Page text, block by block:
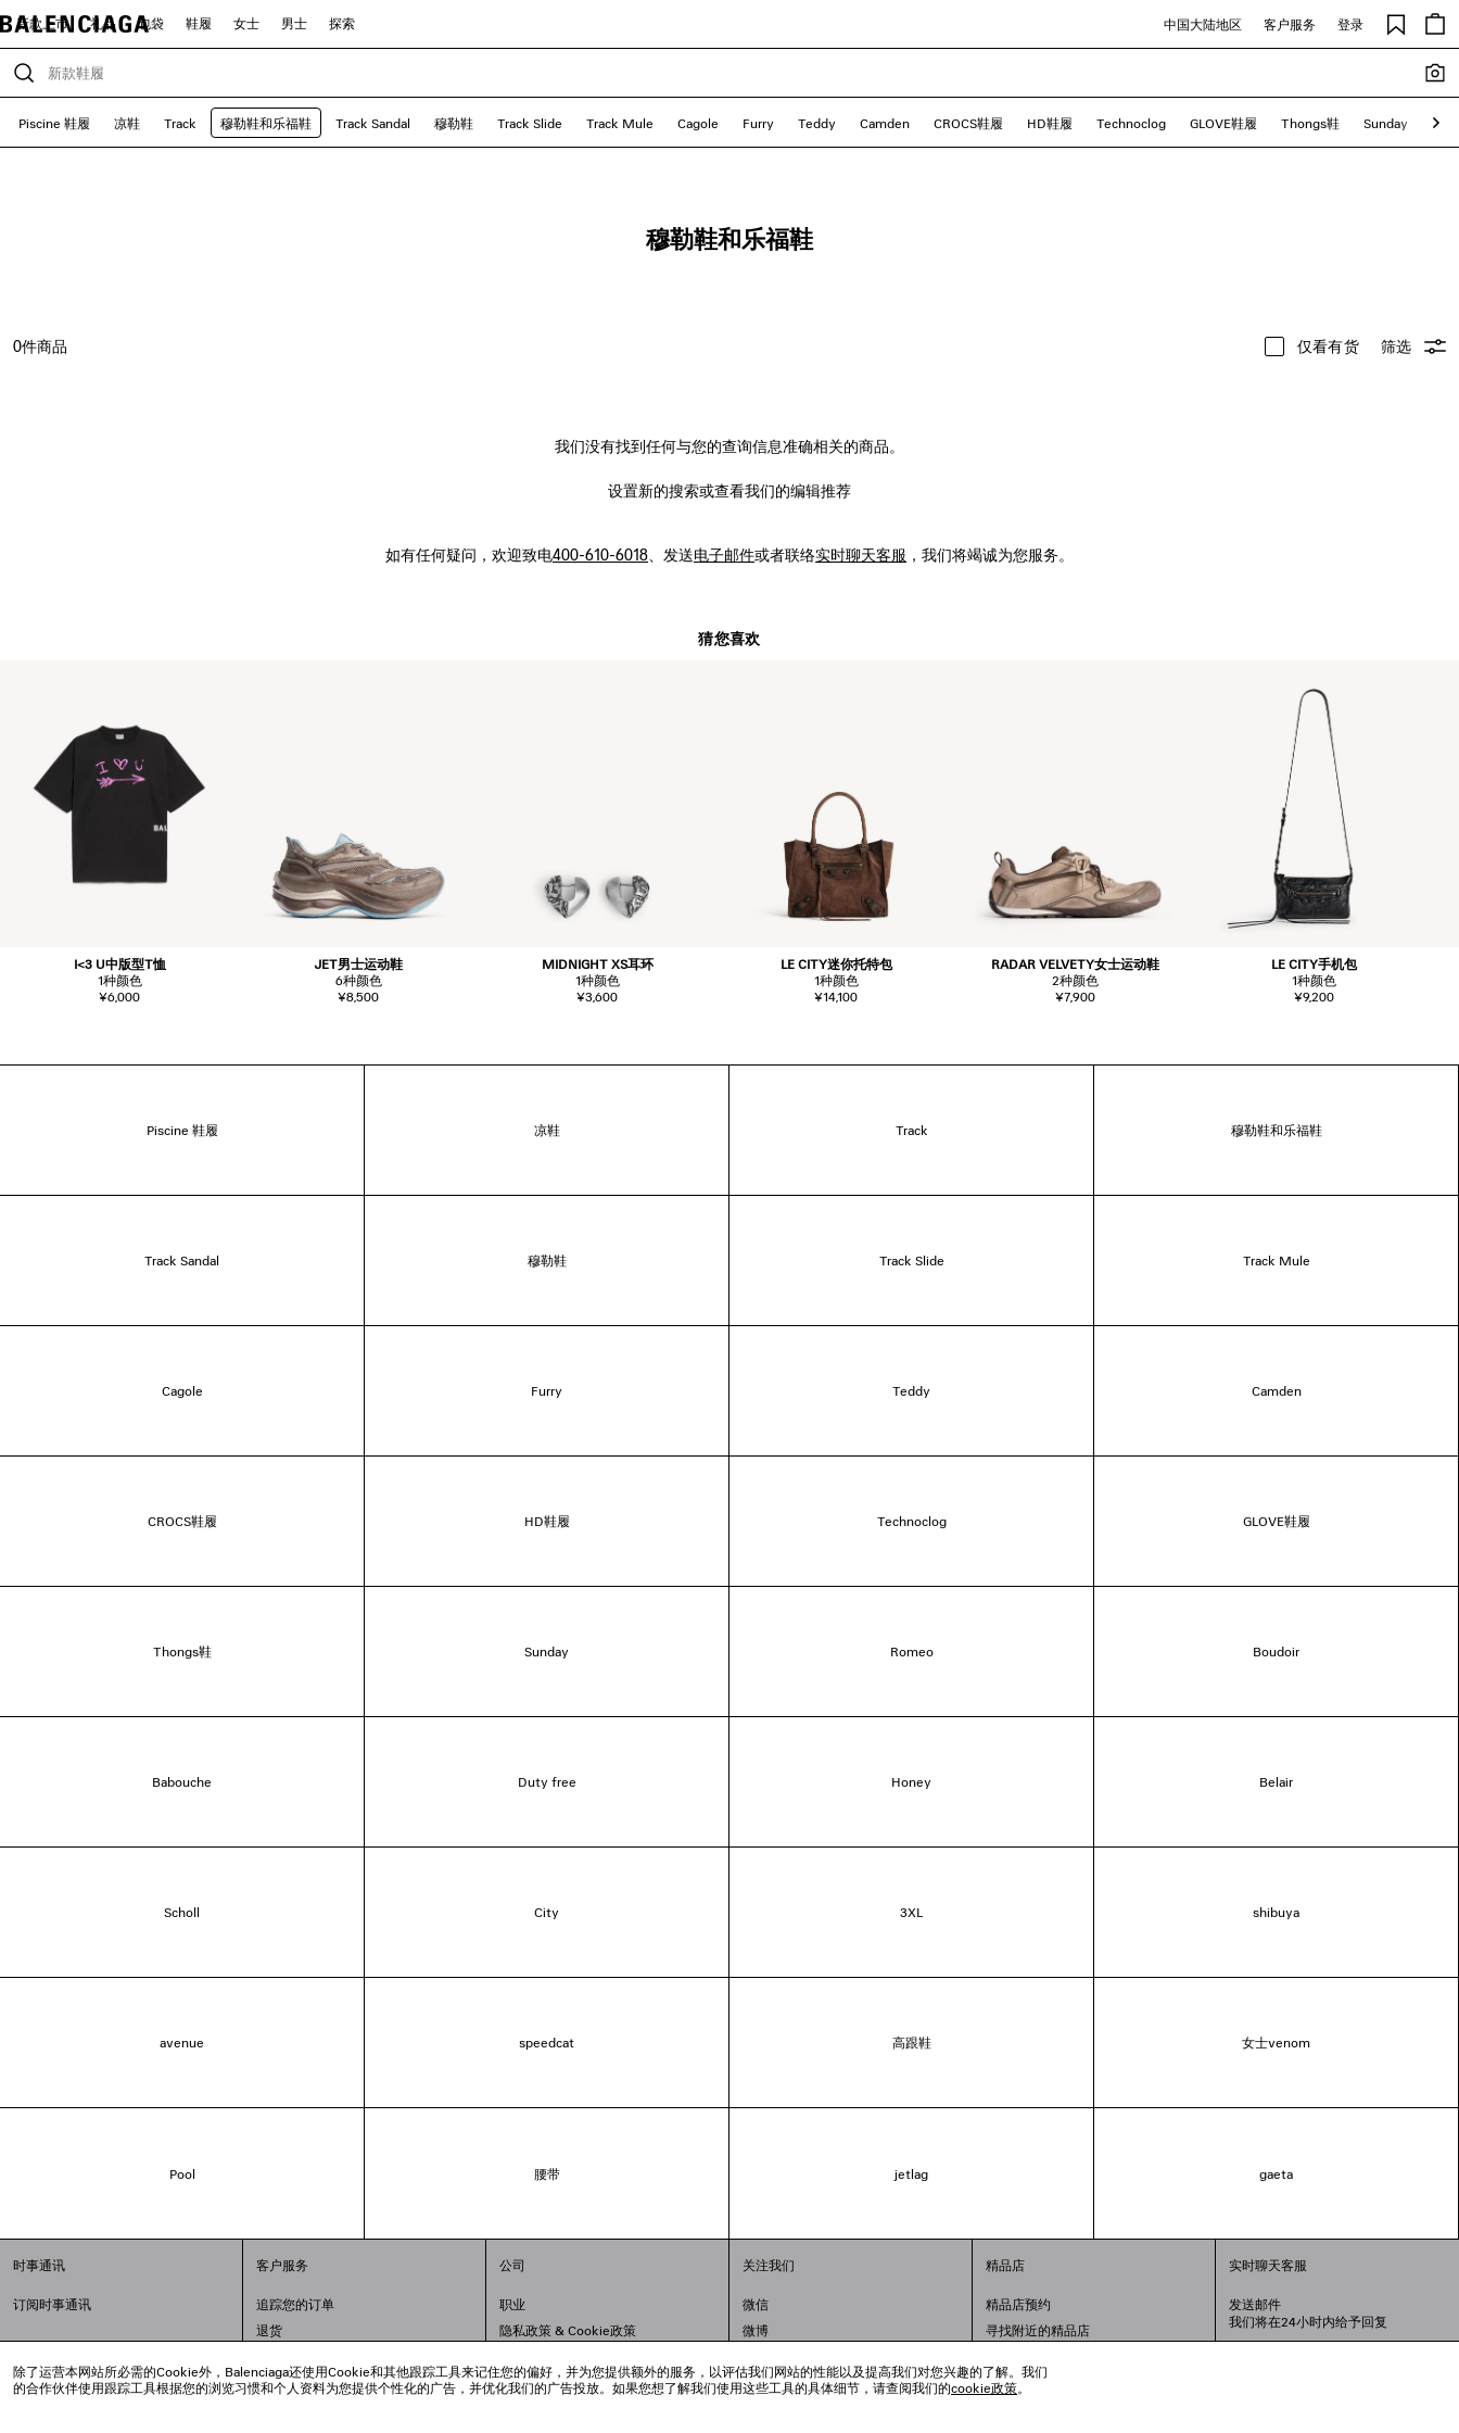
除了运营本网站所必需的Cookie外，Balenciaga还使用Cookie和其他跟踪工具来记住您的偏好，并为您提供额外的服务，以评估我们网站的性能以及提高我们对您兴趣的了解。我们
的合作伙伴使用跟踪工具根据您的浏览习惯和个人资料为您提供个性化的广告，并优化我们的广告投放。如果您想了解我们使用这些工具的具体细节，请查阅我们的cookie政策。
新款上市 礼品 包袋 鞋履 女士 男士 探索 中国大陆地区 客户服务 登录
Piscine 鞋履 凉鞋 Track 穆勒鞋和乐福鞋 Track Sandal 穆勒鞋 Track Slide Track Mule Cagole Furry Teddy Camden CROCS鞋履 HD鞋履 Technoclog GLOVE鞋履 Thongs鞋 Sunday
穆勒鞋和乐福鞋
0件商品 仅看有货 筛选
我们没有找到任何与您的查询信息准确相关的商品。
设置新的搜索或查看我们的编辑推荐
如有任何疑问， 欢迎致电400-610-6018 、发送电子邮件或者联络实时聊天客服 ，我们将竭诚为您服务。
猜您喜欢
I<3 U中版型T恤
1种颜色
¥6,000
JET男士运动鞋
6种颜色
¥8,500
MIDNIGHT XS耳环
1种颜色
¥3,600
LE CITY迷你托特包
1种颜色
¥14,100
RADAR VELVETY女士运动鞋
2种颜色
¥7,900
LE CITY手机包
1种颜色
¥9,200
Piscine 鞋履 凉鞋 Track 穆勒鞋和乐福鞋
Track Sandal 穆勒鞋 Track Slide Track Mule
Cagole Furry Teddy Camden
CROCS鞋履 HD鞋履 Technoclog GLOVE鞋履
Thongs鞋 Sunday Romeo Boudoir
Babouche Duty free Honey Belair
Scholl City 3XL shibuya
avenue speedcat 高跟鞋 女士venom
Pool 腰带 jetlag gaeta
时事通讯
订阅时事通讯
客户服务
追踪您的订单
退货
支付
公司
职业
隐私政策 & Cookie政策
联合国世界粮食计划署
关注我们
微信
微博
抖音
精品店
精品店预约
寻找附近的精品店
实时聊天客服
发送邮件
我们将在24小时内给予回复